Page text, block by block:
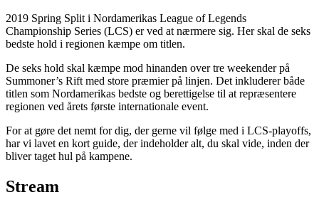
2019 Spring Split i Nordamerikas League of Legends
Championship Series (LCS) er ved at nærmere sig. Her skal de seks
bedste hold i regionen kæmpe om titlen.
De seks hold skal kæmpe mod hinanden over tre weekender på
Summoner’s Rift med store præmier på linjen. Det inkluderer både
titlen som Nordamerikas bedste og berettigelse til at repræsentere
regionen ved årets første internationale event.
For at gøre det nemt for dig, der gerne vil følge med i LCS-playoffs,
har vi lavet en kort guide, der indeholder alt, du skal vide, inden der
bliver taget hul på kampene.
Stream